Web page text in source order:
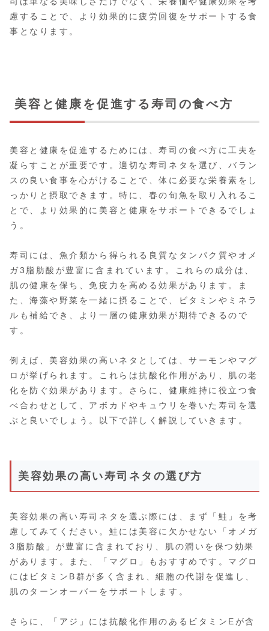
慮することで、より効果的に疲労回復をサポートする食
事となります。
美容と健康を促進する寿司の食べ方
美容と健康を促進するためには、寿司の食べ方に工夫を
凝らすことが重要です。適切な寿司ネタを選び、バラン
スの良い食事を心がけることで、体に必要な栄養素をし
っかりと摂取できます。特に、春の旬魚を取り入れるこ
とで、より効果的に美容と健康をサポートできるでしょ
う。
寿司には、魚介類から得られる良質なタンパク質やオメ
ガ3脂肪酸が豊富に含まれています。これらの成分は、
肌の健康を保ち、免疫力を高める効果があります。ま
た、海藻や野菜を一緒に摂ることで、ビタミンやミネラ
ルも補給でき、より一層の健康効果が期待できるので
す。
例えば、美容効果の高いネタとしては、サーモンやマグ
ロが挙げられます。これらは抗酸化作用があり、肌の老
化を防ぐ効果があります。さらに、健康維持に役立つ食
べ合わせとして、アボカドやキュウリを巻いた寿司を選
ぶと良いでしょう。以下で詳しく解説していきます。
美容効果の高い寿司ネタの選び方
美容効果の高い寿司ネタを選ぶ際には、まず「鮭」を考
慮してみてください。鮭には美容に欠かせない「オメガ
3脂肪酸」が豊富に含まれており、肌の潤いを保つ効果
があります。また、「マグロ」もおすすめです。マグロ
にはビタミンB群が多く含まれ、細胞の代謝を促進し、
肌のターンオーバーをサポートします。
さらに、「アジ」には抗酸化作用のあるビタミンEが含